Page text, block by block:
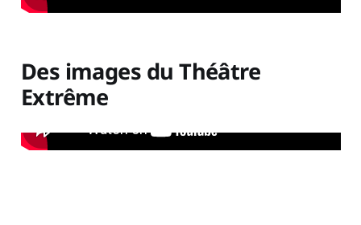
Des images du Théâtre
Extrême